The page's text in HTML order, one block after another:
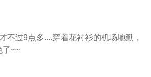
不过9点多....穿着花衬衫的机场地勤，
了~~